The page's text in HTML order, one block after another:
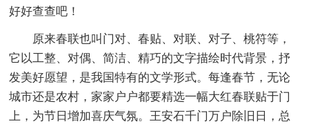
好好查查吧！
原来春联也叫门对、春贴、对联、对子、桃符等，
它以工整、对偶、简洁、精巧的文字描绘时代背景，抒
发美好愿望，是我国特有的文学形式。每逢春节，无论
城市还是农村，家家户户都要精选一幅大红春联贴于门
上，为节日增加喜庆气氛。王安石千门万户除旧日，总